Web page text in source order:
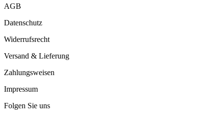
AGB
Datenschutz
Widerrufsrecht
Versand & Lieferung
Zahlungsweisen
Impressum
Folgen Sie uns